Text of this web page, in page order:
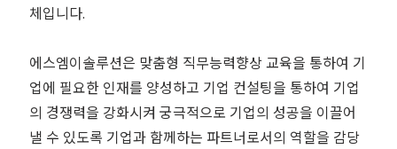
체입니다.
에스엠이솔루션은 맞춤형 직무능력향상 교육을 통하여 기
업에 필요한 인재를 양성하고 기업 컨설팅을 통하여 기업
의 경쟁력을 강화시켜 궁극적으로 기업의 성공을 이끌어
낼 수 있도록 기업과 함께하는 파트너로서의 역할을 감당